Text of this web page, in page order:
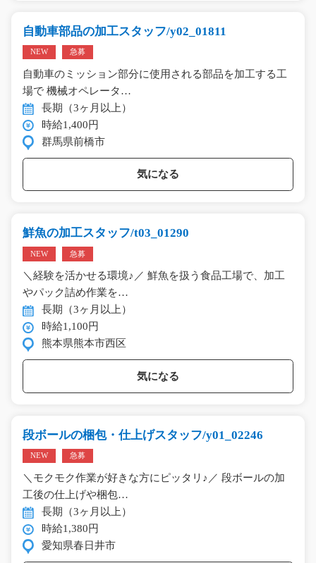
自動車部品の加工スタッフ/y02_01811
NEW 急募
自動車のミッション部分に使用される部品を加工する工
場で 機械オペレータ…
長期（3ヶ月以上）
時給1,400円
群馬県前橋市
気になる
鮮魚の加工スタッフ/t03_01290
NEW 急募
＼経験を活かせる環境♪／ 鮮魚を扱う食品工場で、加工
やパック詰め作業を…
長期（3ヶ月以上）
時給1,100円
熊本県熊本市西区
気になる
段ボールの梱包・仕上げスタッフ/y01_02246
NEW 急募
＼モクモク作業が好きな方にピッタリ♪／ 段ボールの加
工後の仕上げや梱包…
長期（3ヶ月以上）
時給1,380円
愛知県春日井市